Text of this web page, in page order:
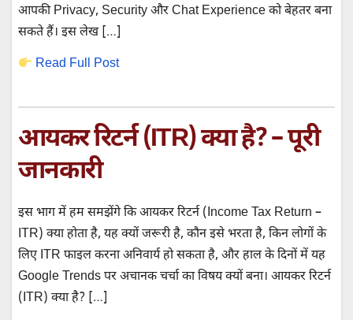
आपकी Privacy, Security और Chat Experience को बेहतर बना
सकते हैं। इस लेख […]
Read Full Post
आयकर रिटर्न (ITR) क्या है? – पूरी
जानकारी
इस भाग में हम समझेंगे कि आयकर रिटर्न (Income Tax Return –
ITR) क्या होता है, यह क्यों जरूरी है, कौन इसे भरता है, किन लोगों के
लिए ITR फाइल करना अनिवार्य हो सकता है, और हाल के दिनों में यह
Google Trends पर अचानक चर्चा का विषय क्यों बना। आयकर रिटर्न
(ITR) क्या है? […]